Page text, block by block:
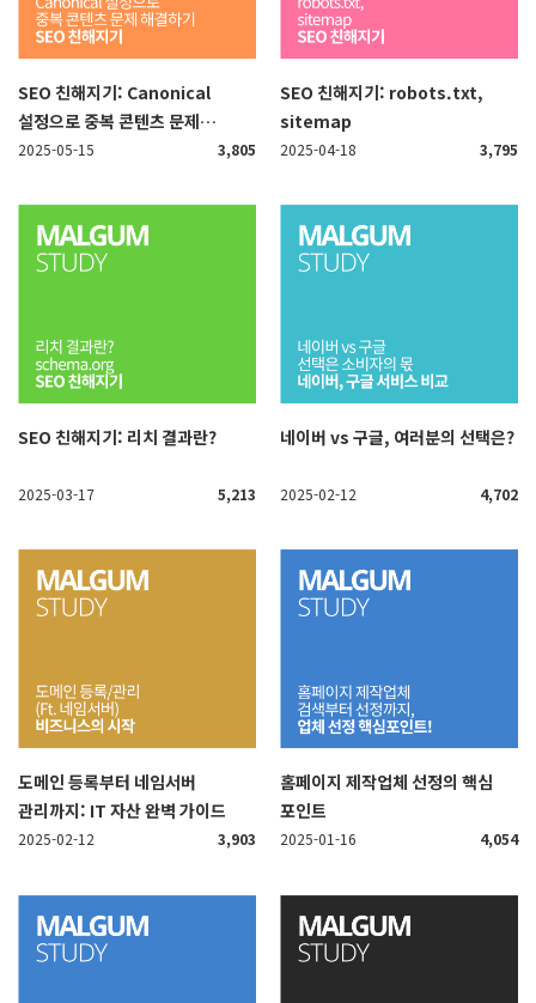
SEO 친해지기: Canonical
설정으로 중복 콘텐츠 문제
해결하기
2025-05-15 3,805
SEO 친해지기: robots.txt,
sitemap
2025-04-18 3,795
SEO 친해지기: 리치 결과란?
2025-03-17 5,213
네이버 vs 구글, 여러분의 선택은?
2025-02-12 4,702
도메인 등록부터 네임서버
관리까지: IT 자산 완벽 가이드
2025-02-12 3,903
홈페이지 제작업체 선정의 핵심
포인트
2025-01-16 4,054